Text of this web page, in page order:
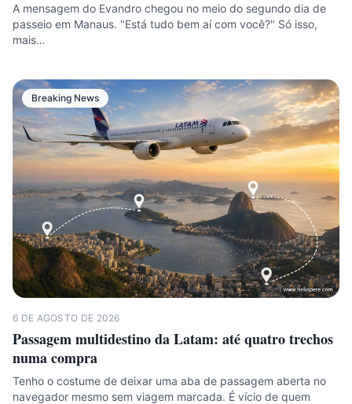
A mensagem do Evandro chegou no meio do segundo dia de
passeio em Manaus. "Está tudo bem aí com você?" Só isso,
mais…
Breaking News
6 DE AGOSTO DE 2026
Passagem multidestino da Latam: até quatro trechos
numa compra
Tenho o costume de deixar uma aba de passagem aberta no
navegador mesmo sem viagem marcada. É vício de quem